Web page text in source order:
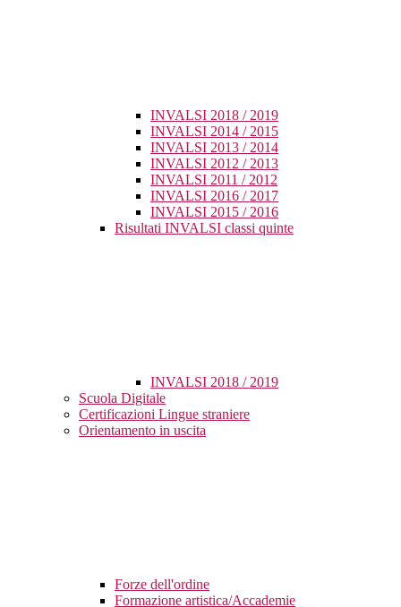
INVALSI 2018 / 2019
INVALSI 2014 / 2015
INVALSI 2013 / 2014
INVALSI 2012 / 2013
INVALSI 2011 / 2012
INVALSI 2016 / 2017
INVALSI 2015 / 2016
Risultati INVALSI classi quinte
INVALSI 2018 / 2019
Scuola Digitale
Certificazioni Lingue straniere
Orientamento in uscita
Forze dell'ordine
Formazione artistica/Accademie